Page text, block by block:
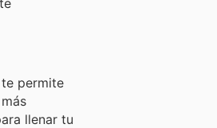
permite
llenar tu